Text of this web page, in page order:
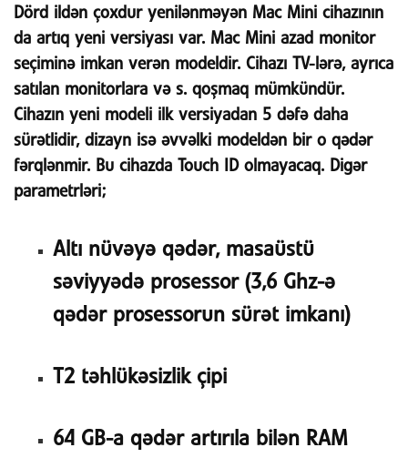
Dörd ildən çoxdur yenilənməyən Mac Mini cihazının
da artıq yeni versiyası var. Mac Mini azad monitor
seçiminə imkan verən modeldir. Cihazı TV-lərə, ayrıca
satılan monitorlara və s. qoşmaq mümkündür.
Cihazın yeni modeli ilk versiyadan 5 dəfə daha
sürətlidir, dizayn isə əvvəlki modeldən bir o qədər
fərqlənmir. Bu cihazda Touch ID olmayacaq. Digər
parametrləri;
Altı nüvəyə qədər, masaüstü
səviyyədə prosessor (3,6 Ghz-ə
qədər prosessorun sürət imkanı)
T2 təhlükəsizlik çipi
64 GB-a qədər artırıla bilən RAM